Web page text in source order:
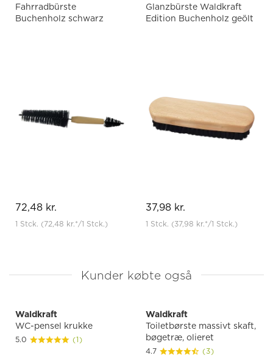
Fahrradbürste
Buchenholz schwarz
72,48 kr.
1 Stck. (72,48 kr.*/1 Stck.)
Glanzbürste Waldkraft
Edition Buchenholz geölt
37,98 kr.
1 Stck. (37,98 kr.*/1 Stck.)
Kunder købte også
Waldkraft
WC-pensel krukke
5.0 (1)
Waldkraft
Toiletbørste massivt skaft,
bøgetræ, olieret
4.7 (3)